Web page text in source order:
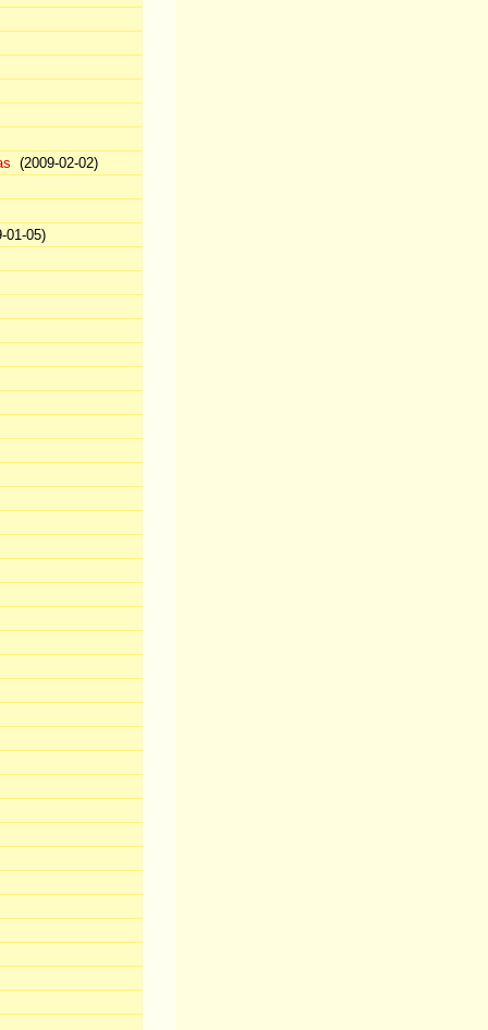
(2009-02-02)
01-05)